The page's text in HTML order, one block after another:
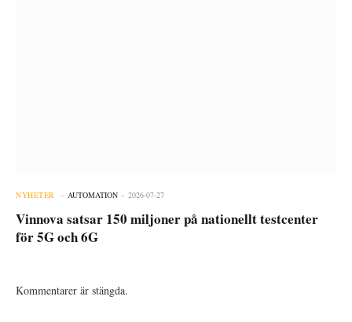
NYHETER AUTOMATION 2026-07-27
Vinnova satsar 150 miljoner på nationellt testcenter
för 5G och 6G
Kommentarer är stängda.